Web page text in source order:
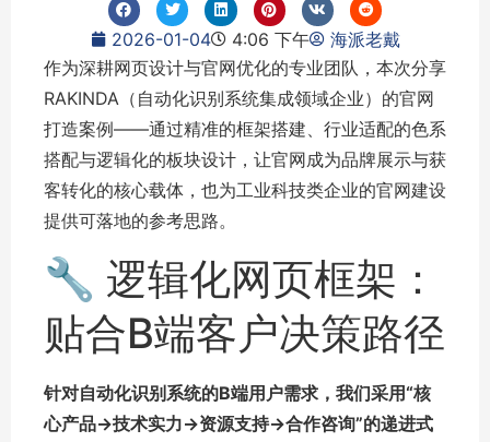
2026-01-04 4:06 下午
海派老戴
作为深耕网页设计与官网优化的专业团队，本次分享
RAKINDA（自动化识别系统集成领域企业）的官网
打造案例——通过精准的框架搭建、行业适配的色系
搭配与逻辑化的板块设计，让官网成为品牌展示与获
客转化的核心载体，也为工业科技类企业的官网建设
提供可落地的参考思路。
🔧 逻辑化网页框架：
贴合B端客户决策路径
针对自动化识别系统的B端用户需求，我们采用“核
心产品→技术实力→资源支持→合作咨询”的递进式